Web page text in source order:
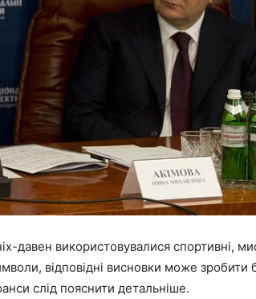
давен використовувалися спортивні,
відповідні висновки може зробити
слід пояснити детальніше.